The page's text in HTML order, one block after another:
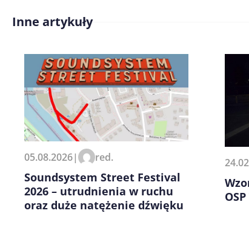
Zapamiętaj moje dane w
kolejnych komentarzy.
Inne artykuły
05.08.2026| red.
Soundsystem Street Festival
2026 – utrudnienia w ruchu
oraz duże natężenie dźwięku